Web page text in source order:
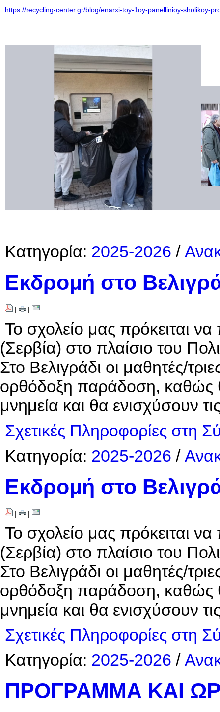
https://recycling-center.gr/blog/enarxi-toy-1oy-panellinioy-sholikoy-
Κατηγορία: 2025-2026 /
Εκδρομή στο
| |
Το σχολείο μας πρόκειται
(Σερβία) στο πλαίσιο του
Στο Βελιγράδι οι μαθητές/
ορθόδοξη παράδοση, καθώς
μνημεία και θα ενισχύσουν
Σχετικές Πληροφορίες στη
Κατηγορία: 2025-2026 /
Εκδρομή στο
| |
Το σχολείο μας πρόκειται
(Σερβία) στο πλαίσιο του
Στο Βελιγράδι οι μαθητές/
ορθόδοξη παράδοση, καθώς
μνημεία και θα ενισχύσουν
Σχετικές Πληροφορίες στη
Κατηγορία: 2025-2026 /
ΠΡΟΓΡΑΜΜΑ ΚΑΙ